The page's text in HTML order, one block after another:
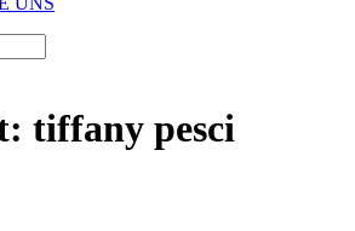
tiffany pesci